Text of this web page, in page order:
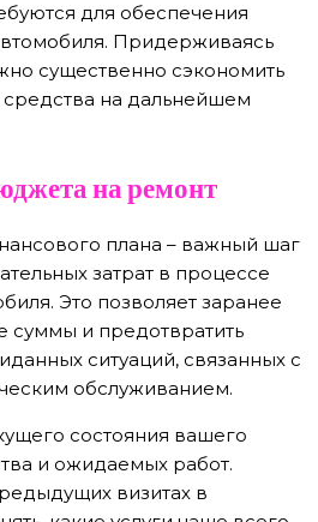
для обеспечения
Придерживаясь
существенно сэкономить
средства на дальнейшем
на ремонт
плана – важный шаг
затрат в процессе
Это позволяет заранее
суммы и предотвратить
ситуаций, связанных с
обслуживанием.
состояния вашего
и ожидаемых работ.
визитах в